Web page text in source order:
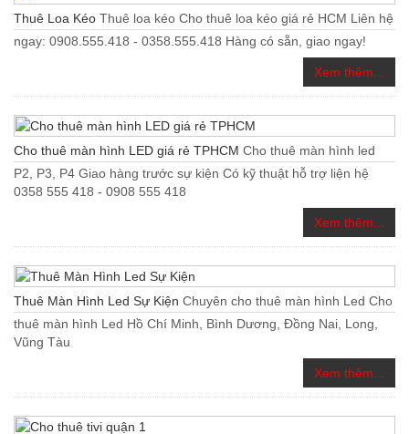
Thuê Loa Kéo Thuê loa kéo Cho thuê loa kéo giá rẻ HCM Liên hệ
ngay: 0908.555.418 - 0358.555.418 Hàng có sẵn, giao ngay!
Xem thêm...
Cho thuê màn hình LED giá rẻ TPHCM Cho thuê màn hình led
P2, P3, P4 Giao hàng trước sự kiện Có kỹ thuật hỗ trợ liện hệ
0358 555 418 - 0908 555 418
Xem thêm...
Thuê Màn Hình Led Sự Kiện Chuyên cho thuê màn hình Led Cho
thuê màn hình Led Hồ Chí Minh, Bình Dương, Đồng Nai, Long,
Vũng Tàu
Xem thêm...